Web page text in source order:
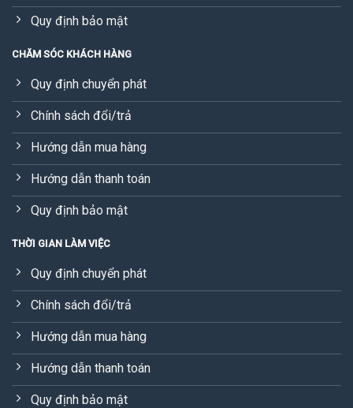
Quy định bảo mật
CHĂM SÓC KHÁCH HÀNG
Quy định chuyển phát
Chính sách đổi/trả
Hướng dẫn mua hàng
Hướng dẫn thanh toán
Quy định bảo mật
THỜI GIAN LÀM VIỆC
Quy định chuyển phát
Chính sách đổi/trả
Hướng dẫn mua hàng
Hướng dẫn thanh toán
Quy định bảo mật